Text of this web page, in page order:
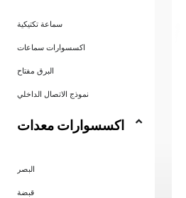
سماعة تكتيكية
اكسسوارات سماعات
البرق مفتاح
نموذج الاتصال الداخلي
اكسسوارات معدات
البصر
قبضة